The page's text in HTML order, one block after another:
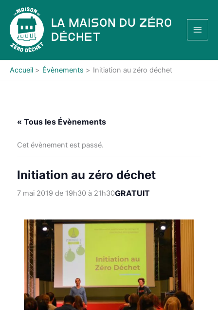
contenu
La Maison du Zéro
Déchet
Accueil Évènements Initiation au zéro déchet
« Tous les Évènements
Cet évènement est passé.
Initiation au zéro déchet
7 mai 2019 de 19h30à 21h30GRATUIT